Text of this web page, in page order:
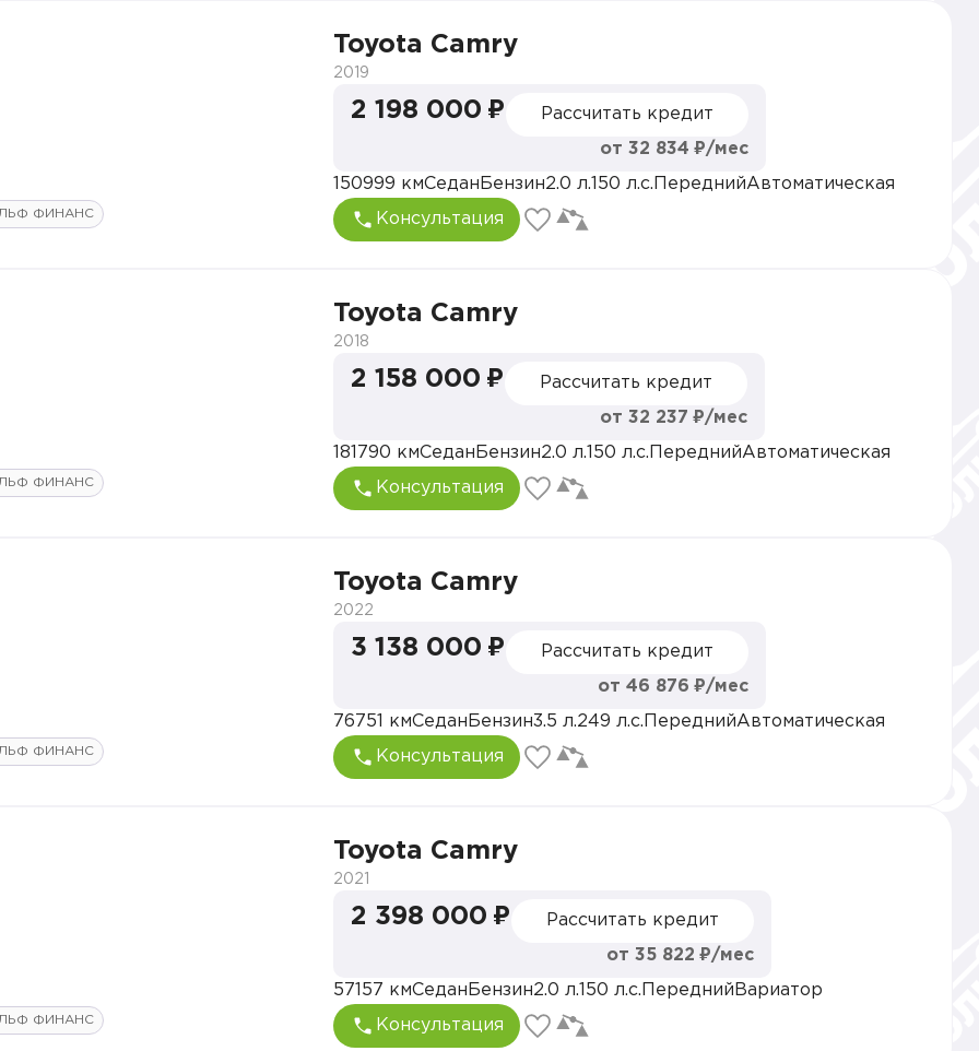
ФИНАНС
Toyota Camry
2019
2 198 000 ₽ Рассчитать кредит
от 32 834 ₽/мес
150999 кмСедан Бензин2.0 л. 150 л.с. ПереднийАвтоматическая
Консультация
ФИНАНС
Toyota Camry
2018
2 158 000 ₽ Рассчитать кредит
от 32 237 ₽/мес
181790 кмСедан Бензин2.0 л. 150 л.с. ПереднийАвтоматическая
Консультация
ФИНАНС
Toyota Camry
2022
3 138 000 ₽ Рассчитать кредит
от 46 876 ₽/мес
76751 кмСедан Бензин3.5 л.249 л.с. ПереднийАвтоматическая
Консультация
ФИНАНС
Toyota Camry
2021
2 398 000 ₽ Рассчитать кредит
от 35 822 ₽/мес
57157 кмСедан Бензин2.0 л. 150 л.с. Передний Вариатор
Консультация